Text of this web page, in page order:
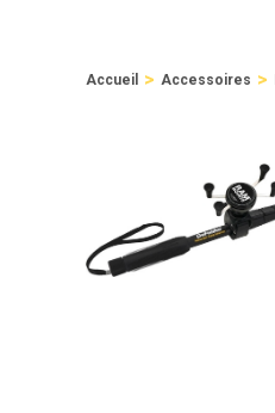
Accueil > Accessoires >